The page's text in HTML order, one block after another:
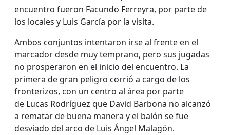
encuentro fueron Facundo Ferreyra, por parte de
los locales y Luis García por la visita.
Ambos conjuntos intentaron irse al frente en el
marcador desde muy temprano, pero sus jugadas
no prosperaron en el inicio del encuentro. La
primera de gran peligro corrió a cargo de los
fronterizos, con un centro al área por parte
de Lucas Rodríguez que David Barbona no alcanzó
a rematar de buena manera y el balón se fue
desviado del arco de Luis Ángel Malagón.